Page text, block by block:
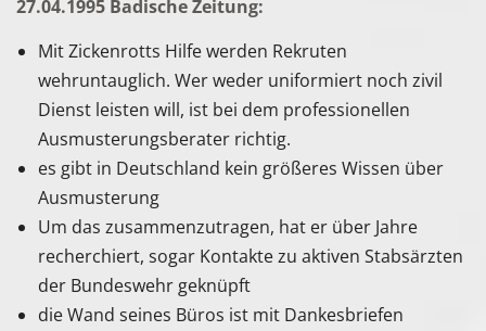
27.04.1995 Badische Zeitung:
Mit Zickenrotts Hilfe werden Rekruten
wehruntauglich. Wer weder uniformiert noch zivil
Dienst leisten will, ist bei dem professionellen
Ausmusterungsberater richtig.
es gibt in Deutschland kein größeres Wissen über
Ausmusterung
Um das zusammenzutragen, hat er über Jahre
recherchiert, sogar Kontakte zu aktiven Stabsärzten
der Bundeswehr geknüpft
die Wand seines Büros ist mit Dankesbriefen